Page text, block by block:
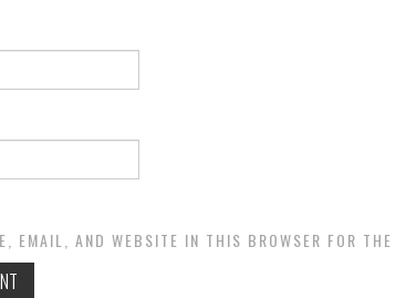
EMAIL, AND WEBSITE IN THIS BROWSER FOR